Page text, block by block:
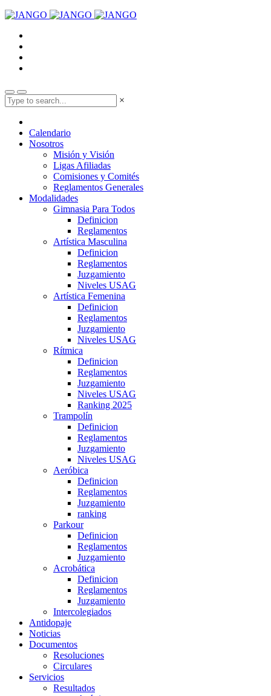
×
Calendario
Nosotros
Misión y Visión
Ligas Afiliadas
Comisiones y Comités
Reglamentos Generales
Modalidades
Gimnasia Para Todos
Definicion
Reglamentos
Artística Masculina
Definicion
Reglamentos
Juzgamiento
Niveles USAG
Artística Femenina
Definicion
Reglamentos
Juzgamiento
Niveles USAG
Rítmica
Definicion
Reglamentos
Juzgamiento
Niveles USAG
Ranking 2025
Trampolín
Definicion
Reglamentos
Juzgamiento
Niveles USAG
Aeróbica
Definicion
Reglamentos
Juzgamiento
ranking
Parkour
Definicion
Reglamentos
Juzgamiento
Acrobática
Definicion
Reglamentos
Juzgamiento
Intercolegiados
Antidopaje
Noticias
Documentos
Resoluciones
Circulares
Servicios
Resultados